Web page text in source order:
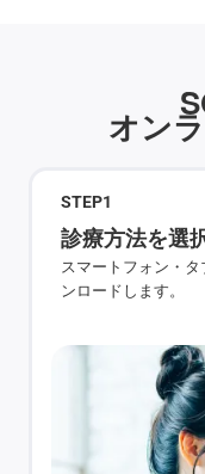
オン
STEP1
診療方法を選
スマートフォン・
ンロードします。